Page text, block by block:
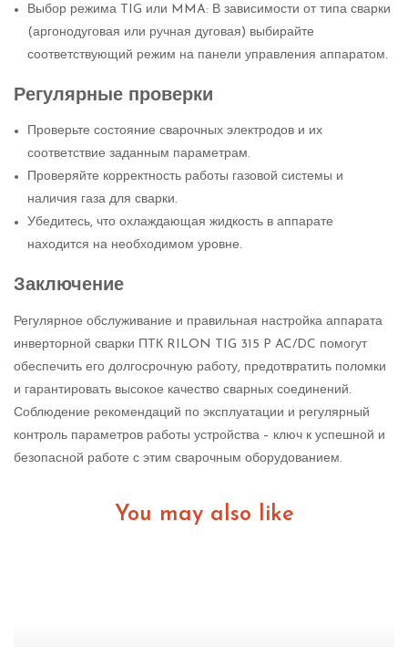
Выбор режима TIG или MMA: В зависимости от типа сварки
(аргонодуговая или ручная дуговая) выбирайте
соответствующий режим на панели управления аппаратом.
Регулярные проверки
Проверьте состояние сварочных электродов и их
соответствие заданным параметрам.
Проверяйте корректность работы газовой системы и
наличия газа для сварки.
Убедитесь, что охлаждающая жидкость в аппарате
находится на необходимом уровне.
Заключение
Регулярное обслуживание и правильная настройка аппарата
инверторной сварки ПТК RILON TIG 315 P AC/DC помогут
обеспечить его долгосрочную работу, предотвратить поломки
и гарантировать высокое качество сварных соединений.
Соблюдение рекомендаций по эксплуатации и регулярный
контроль параметров работы устройства – ключ к успешной и
безопасной работе с этим сварочным оборудованием.
You may also like